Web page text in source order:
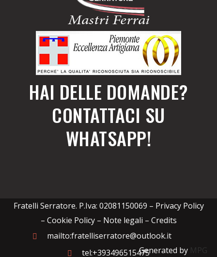
HAI DELLE DOMANDE?
CONTATTACI SU
WHATSAPP!
Fratelli Serratore. P.Iva: 02081150069 – Privacy Policy
– Cookie Policy – Note legali – Credits
mailto:fratelliserratore@outlook.it
tel:+393496515475Generated by MPG